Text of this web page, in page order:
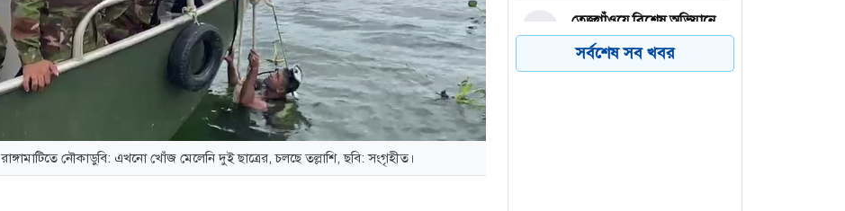
রাঙ্গামাটিতে নৌকাডুবি: এখনো খোঁজ মেলেনি দুই ছাত্রের, চলছে তল্লাশি, ছবি: সংগৃহীত।
তেজগাঁওয়ে বিশেষ অভিযানে
গ্রেফতার ৫৬
৪
সর্বশেষ সব খবর